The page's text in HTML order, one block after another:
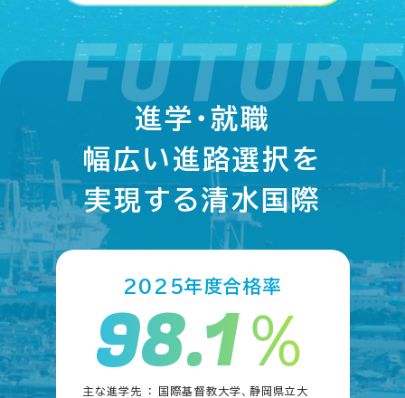
進学・就職
幅広い進路選択を
実現する清水国際
2025年度合格率
98.1％
主な進学先 ： 国際基督教大学、静岡県立大